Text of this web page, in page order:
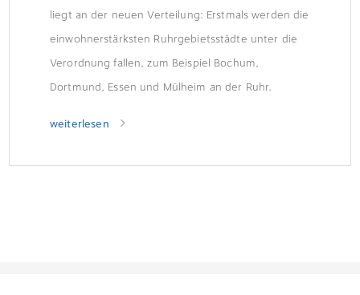
liegt an der neuen Verteilung: Erstmals werden die
einwohnerstärksten Ruhrgebietsstädte unter die
Verordnung fallen, zum Beispiel Bochum,
Dortmund, Essen und Mülheim an der Ruhr.
weiterlesen